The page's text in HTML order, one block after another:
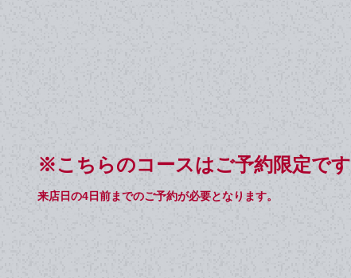
※こちらのコースはご予約限定です
来店日の4日前までのご予約が必要となります。